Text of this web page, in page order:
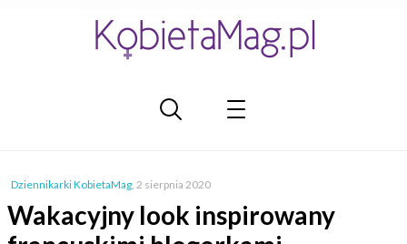
Dziennikarki KobietaMag, 2 sierpnia 2020
Wakacyjny look inspirowany